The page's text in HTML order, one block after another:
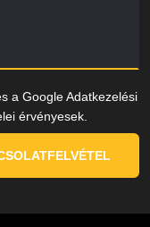
a GoogleAdatkezelési
érvényesek.